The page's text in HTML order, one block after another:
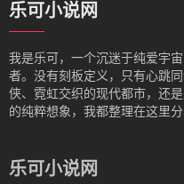
乐可小说网
我是‌乐可，一个沉迷于纯爱宇
者。没有刻板定义，只有心跳
侠、霓虹交织的现代都市，还
的纯粹想象，我都整理在这里
乐可小说网